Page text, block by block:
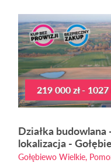
219 000 zł - 1027
Działka
lokalizacja -
Gołębiewo Wielkie,